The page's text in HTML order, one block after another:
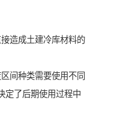
造成土建冷库材料的
间种类需要使用不同
定了后期使用过程中